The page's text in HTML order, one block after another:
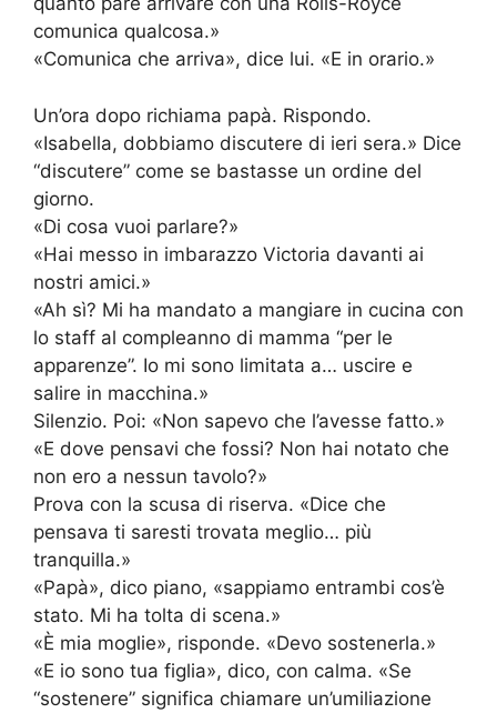
comunica qualcosa.»
«Comunica che arriva», dice lui. «E in orario.»
Un’ora dopo richiama papà. Rispondo.
«Isabella, dobbiamo discutere di ieri sera.» Dice
“discutere” come se bastasse un ordine del
giorno.
«Di cosa vuoi parlare?»
«Hai messo in imbarazzo Victoria davanti ai
nostri amici.»
«Ah sì? Mi ha mandato a mangiare in cucina con
lo staff al compleanno di mamma “per le
apparenze”. Io mi sono limitata a… uscire e
salire in macchina.»
Silenzio. Poi: «Non sapevo che l’avesse fatto.»
«E dove pensavi che fossi? Non hai notato che
non ero a nessun tavolo?»
Prova con la scusa di riserva. «Dice che
pensava ti saresti trovata meglio… più
tranquilla.»
«Papà», dico piano, «sappiamo entrambi cos’è
stato. Mi ha tolta di scena.»
«È mia moglie», risponde. «Devo sostenerla.»
«E io sono tua figlia», dico, con calma. «Se
“sostenere” significa chiamare un’umiliazione